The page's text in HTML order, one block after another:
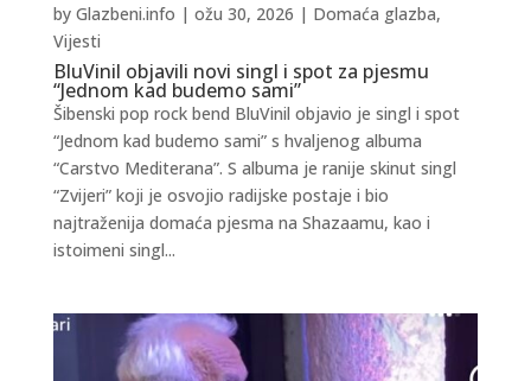
BluVinil objavili novi singl i spot za pjesmu
“Jednom kad budemo sami”
by Glazbeni.info | ožu 30, 2026 | Domaća glazba,
Vijesti
Šibenski pop rock bend BluVinil objavio je singl i spot
“Jednom kad budemo sami” s hvaljenog albuma
“Carstvo Mediterana”. S albuma je ranije skinut singl
“Zvijeri” koji je osvojio radijske postaje i bio
najtraženija domaća pjesma na Shazaamu, kao i
istoimeni singl...